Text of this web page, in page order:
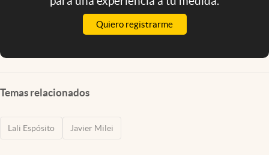
Quiero registrarme
Temas relacionados
Lali Espósito Javier Milei